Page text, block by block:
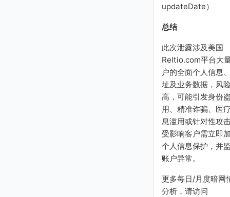
updateDate）
总结
此次泄露涉及美国
Reltio.com平台大
户的全面个人信息
址及业务数据，风
高，可能引发身份
用、精准诈骗、医
息滥用或针对性攻
受影响客户需立即
个人信息保护，并
账户异常。
更多每日/月度暗网
分析，请访问